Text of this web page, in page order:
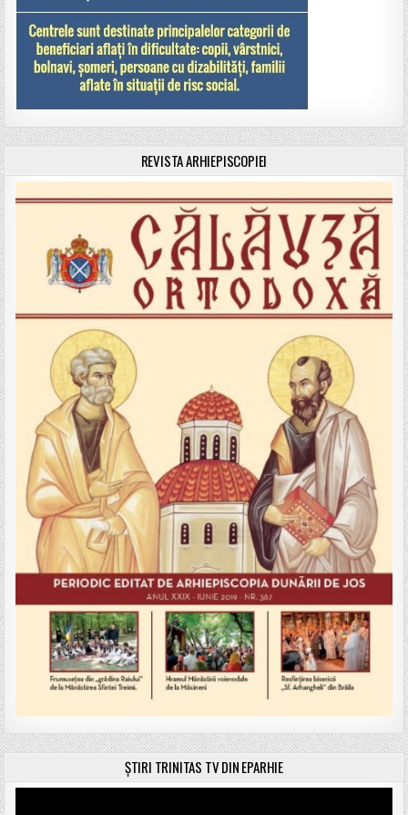
REVISTA ARHIEPISCOPIEI
ȘTIRI TRINITAS TV DIN EPARHIE